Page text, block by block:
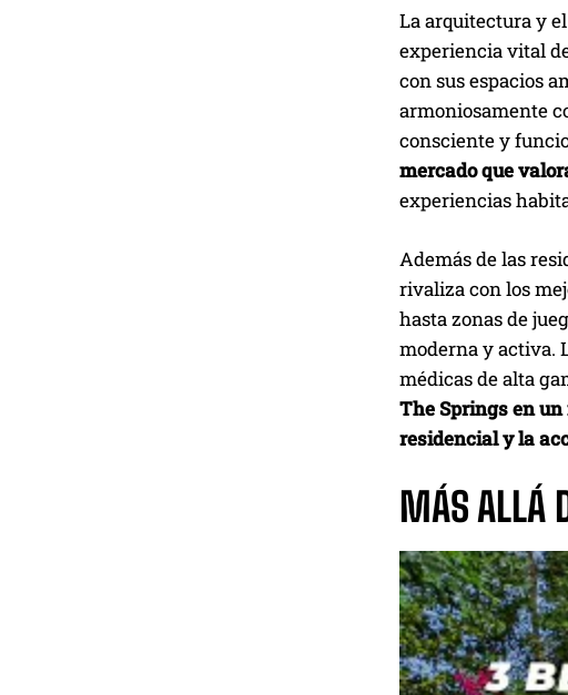
La arquitectura y
experiencia vital
con sus espacios
armoniosamente
consciente y
mercado que
experiencias
Además de las
rivaliza con los
hasta zonas de
moderna y activa.
médicas de alta
The Springs en
residencial y la
MÁS ALLÁ